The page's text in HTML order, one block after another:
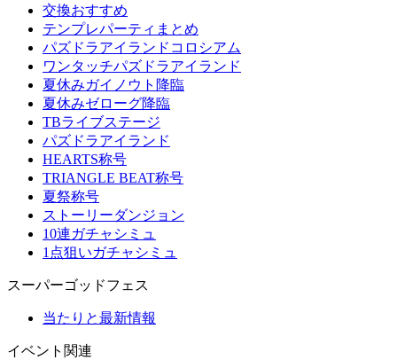
交換おすすめ
テンプレパーティまとめ
パズドラアイランドコロシアム
ワンタッチパズドラアイランド
夏休みガイノウト降臨
夏休みゼローグ降臨
TBライブステージ
パズドラアイランド
HEARTS称号
TRIANGLE BEAT称号
夏祭称号
ストーリーダンジョン
10連ガチャシミュ
1点狙いガチャシミュ
スーパーゴッドフェス
当たりと最新情報
イベント関連